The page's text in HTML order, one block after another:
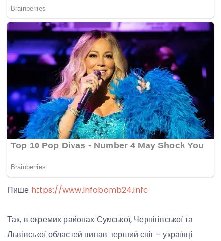
Пише https://www.infobomb24.info
Так, в окремих районах Сумської, Чернігівської та
Львівської областей випав перший сніг – українці